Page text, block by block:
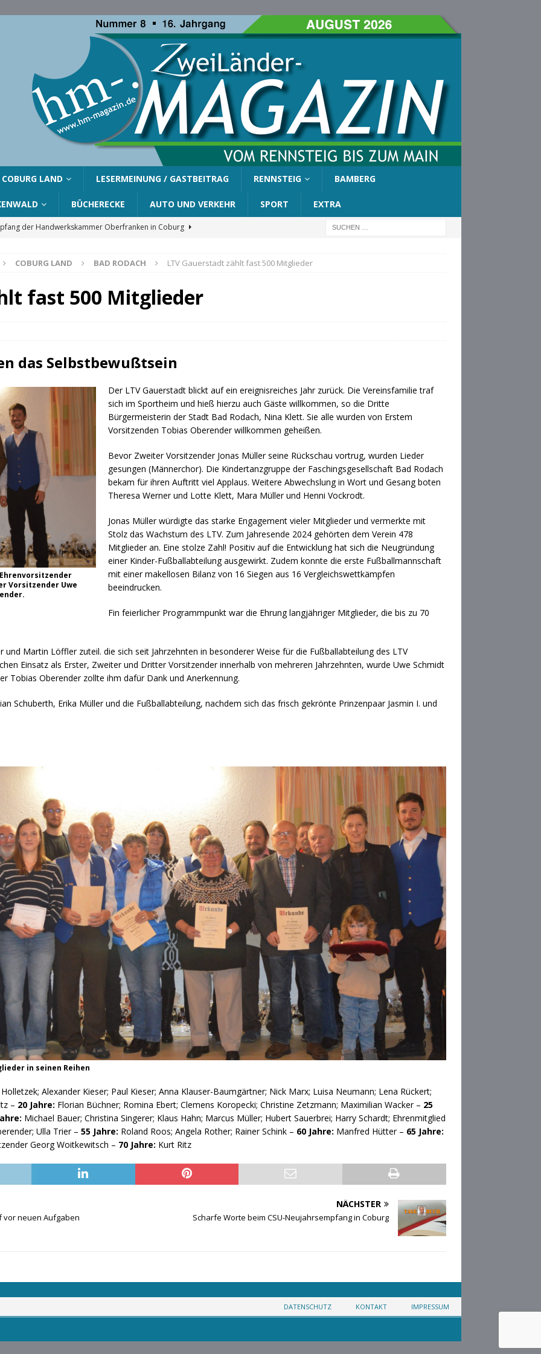
COBURG LAND LESERMEINUNG / GASTBEITRAG RENNSTEIG BAMBERG
BÜCHERECKE AUTO UND VERKEHR SPORT EXTRA
der Handwerkskammer Oberfranken in Coburg
Gemeinde Ahorn für Silvia Finzel
AHORN
auf der Waldbühne Heldritt
BAD RODACH
W. Heike, Neustadt, seit 100 Tagen im Amt
dankt HABA Bad Rodach
COBURG LAND BAD RODACH LTV Gauerstadt zählt fast 500 Mitglieder
fast 500 Mitglieder
das Selbstbewußtsein
Vorsitzender Uwe
Der LTV Gauerstadt blickt auf ein ereignisreiches Jahr zurück. Die Vereinsfamilie traf
sich im Sportheim und hieß hierzu auch Gäste willkommen, so die Dritte
Bürgermeisterin der Stadt Bad Rodach, Nina Klett. Sie alle wurden von Erstem
Vorsitzenden Tobias Oberender willkommen geheißen.
Bevor Zweiter Vorsitzender Jonas Müller seine Rückschau vortrug, wurden Lieder
gesungen (Männerchor). Die Kindertanzgruppe der Faschingsgesellschaft Bad Rodach
bekam für ihren Auftritt viel Applaus. Weitere Abwechslung in Wort und Gesang boten
Theresa Werner und Lotte Klett, Mara Müller und Henni Vockrodt.
Jonas Müller würdigte das starke Engagement vieler Mitglieder und vermerkte mit
Stolz das Wachstum des LTV. Zum Jahresende 2024 gehörten dem Verein 478
Mitglieder an. Eine stolze Zahl! Positiv auf die Entwicklung hat sich die Neugründung
einer Kinder-Fußballabteilung ausgewirkt. Zudem konnte die erste Fußballmannschaft
mit einer makellosen Bilanz von 16 Siegen aus 16 Vergleichswettkämpfen
beeindrucken.
Fin feierlicher Programmpunkt war die Ehrung langjähriger Mitglieder, die bis zu 70
Martin Löffler zuteil. die sich seit Jahrzehnten in besonderer Weise für die Fußballabteilung des LTV
Einsatz als Erster, Zweiter und Dritter Vorsitzender innerhalb von mehreren Jahrzehnten, wurde Uwe Schmidt
Tobias Oberender zollte ihm dafür Dank und Anerkennung.
Schuberth, Erika Müller und die Fußballabteilung, nachdem sich das frisch gekrönte Prinzenpaar Jasmin I. und
in seinen Reihen
Alexander Kieser; Paul Kieser; Anna Klauser-Baumgärtner; Nick Marx; Luisa Neumann; Lena Rückert;
– 20 Jahre: Florian Büchner; Romina Ebert; Clemens Koropecki; Christine Zetzmann; Maximilian Wacker – 25
Michael Bauer; Christina Singerer; Klaus Hahn; Marcus Müller; Hubert Sauerbrei; Harry Schardt; Ehrenmitglied
Ulla Trier – 55 Jahre: Roland Roos; Angela Rother; Rainer Schink – 60 Jahre: Manfred Hütter – 65 Jahre:
Georg Woitkewitsch – 70 Jahre: Kurt Ritz
vor neuen Aufgaben
NÄCHSTER
Scharfe Worte beim CSU-Neujahrsempfang in Coburg
DATENSCHUTZ KONTAKT IMPRESSUM